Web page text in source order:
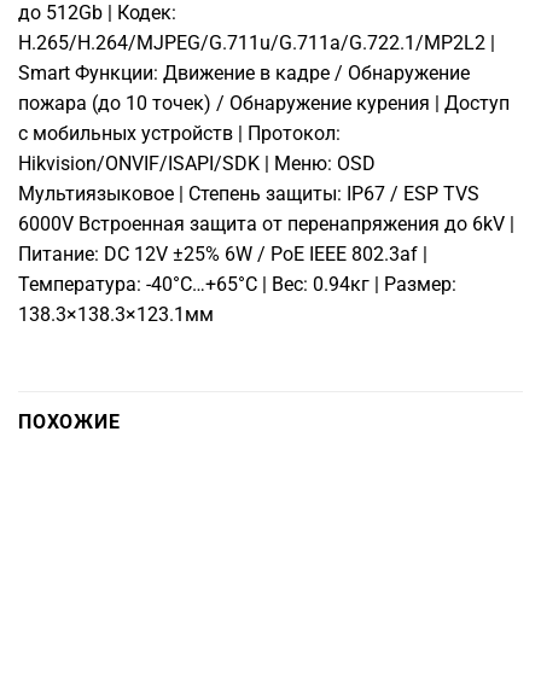
до 512Gb | Кодек:
H.265/H.264/MJPEG/G.711u/G.711a/G.722.1/MP2L2 |
Smart Функции: Движение в кадре / Обнаружение
пожара (до 10 точек) / Обнаружение курения | Доступ
с мобильных устройств | Протокол:
Hikvision/ONVIF/ISAPI/SDK | Меню: OSD
Мультиязыковое | Степень защиты: IP67 / ESP TVS
6000V Встроенная защита от перенапряжения до 6kV |
Питание: DC 12V ±25% 6W / PoE IEEE 802.3af |
Температура: -40°C…+65°C | Вес: 0.94кг | Размер:
138.3×138.3×123.1мм
ПОХОЖИЕ